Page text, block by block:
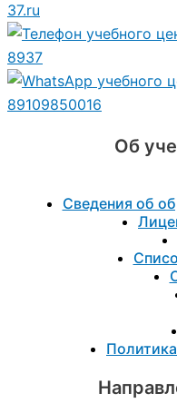
37.ru
8937
89109850016
Об
Сведения об